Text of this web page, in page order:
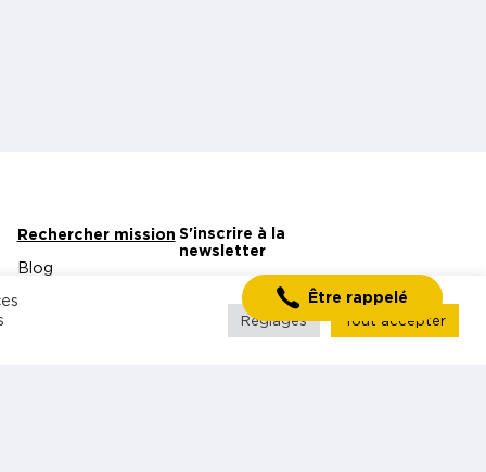
Être rappelé
Rechercher mission
Blog
Contact
S'inscrire à la
newsletter
Réglages Tout accepter